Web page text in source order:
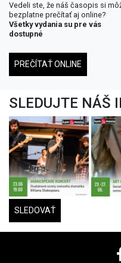
Vedeli ste, že náš časopis si
bezplatne prečítať aj online?
Všetky vydania su pre vás
dostupné
PREČÍTAŤ ONLINE
SLEDUJTE NÁŠ
SLEDOVAŤ